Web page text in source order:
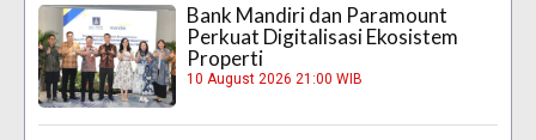
Bank Mandiri dan Paramount
Perkuat Digitalisasi Ekosistem
Properti
10 August 2026 21:00 WIB